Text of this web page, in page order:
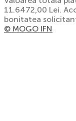
11.6472,00 Lei.
bonitatea
© MOGO IFN